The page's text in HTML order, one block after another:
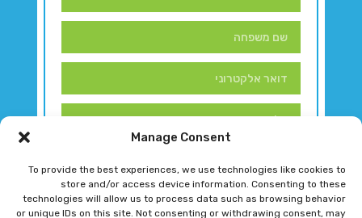
Manage Consent
To provide the best experiences, we use technologies like cookies to
store and/or access device information. Consenting to these
technologies will allow us to process data such as browsing behavior
or unique IDs on this site. Not consenting or withdrawing consent, may